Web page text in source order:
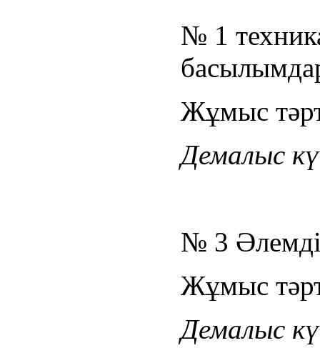
№ 1
Жұмыс
Демалыс
№ 3
Жұмыс
Демалыс